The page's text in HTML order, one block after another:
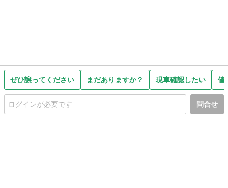
ぜひ譲ってください まだありますか？ 現車確認したい 値
問合せ